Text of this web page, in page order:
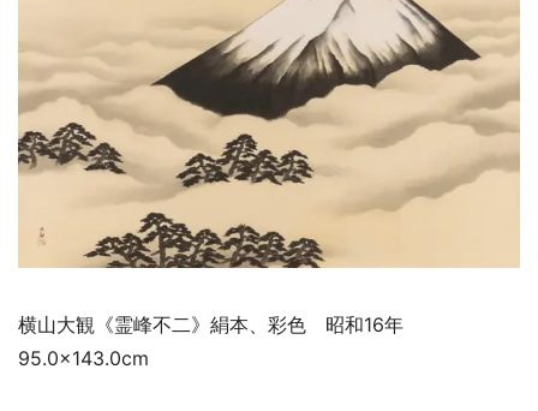
横山大観《霊峰不二》絹本、彩色 昭和16年
95.0×143.0cm